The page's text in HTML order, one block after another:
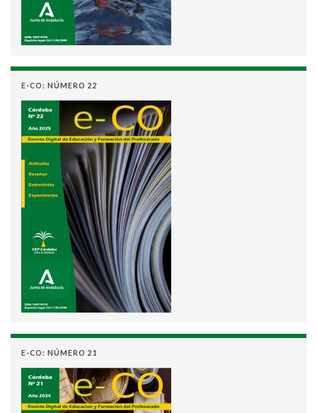
E-CO: NÚMERO 22
E-CO: NÚMERO 21